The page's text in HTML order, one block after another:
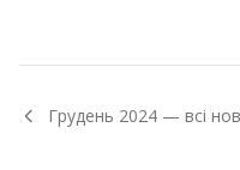
Грудень 2024 — всі